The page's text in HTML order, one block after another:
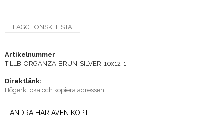
LÄGG I ÖNSKELISTA
Artikelnummer:
TILLB-ORGANZA-BRUN-SILVER-10x12-1
Direktlänk:
Högerklicka och kopiera adressen
ANDRA HAR ÄVEN KÖPT